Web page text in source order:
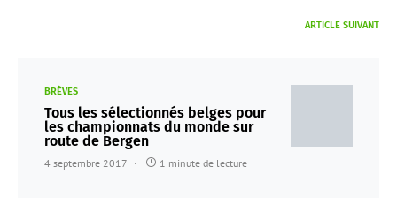
ARTICLE SUIVANT
BRÈVES
Tous les sélectionnés belges pour
les championnats du monde sur
route de Bergen
4 septembre 2017 1 minute de lecture